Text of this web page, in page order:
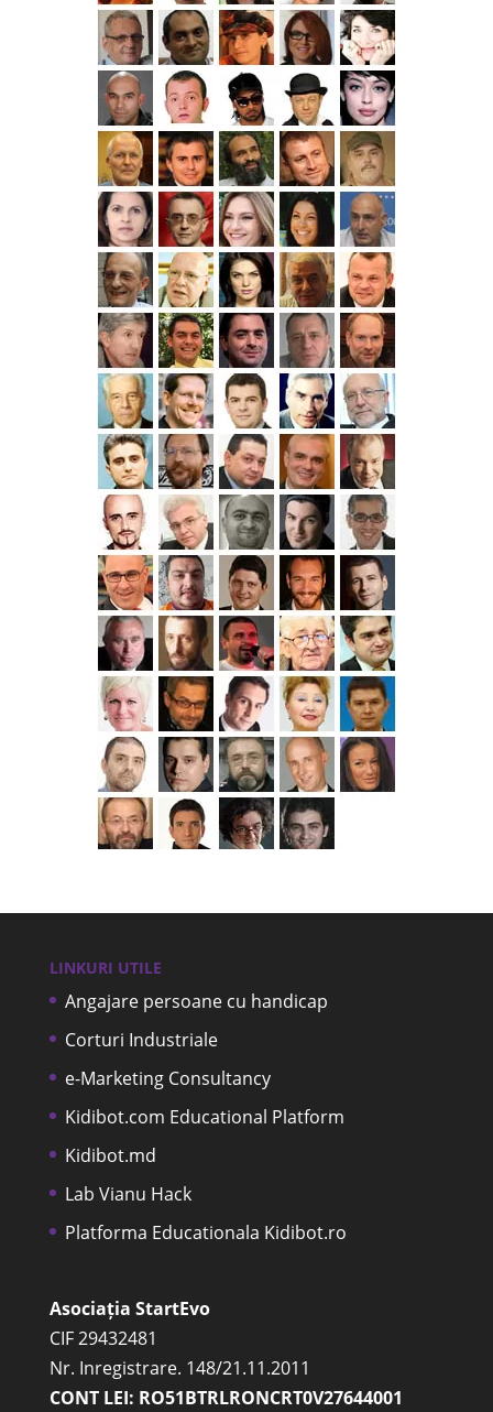
LINKURI UTILE
Angajare persoane cu handicap
Corturi Industriale
e-Marketing Consultancy
Kidibot.com Educational Platform
Kidibot.md
Lab Vianu Hack
Platforma Educationala Kidibot.ro
Asociația StartEvo
CIF 29432481
Nr. Inregistrare. 148/21.11.2011
CONT LEI: RO51BTRLRONCRT0V27644001